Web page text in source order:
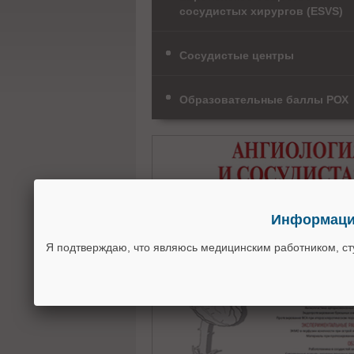
сосудистых хирургов (ESVS)
Сосудистые центры
Образовательные баллы РОХ
Я подтверждаю, что являюсь медицинским работником,